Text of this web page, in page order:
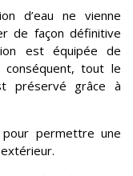
d’eau ne vienne
de façon définitive
est équipée de
conséquent, tout le
préservé grâce à
permettre une